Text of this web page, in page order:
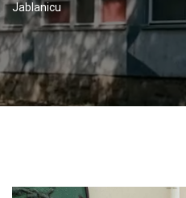
Jablanicu